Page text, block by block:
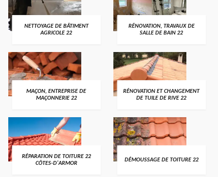
NETTOYAGE DE BÂTIMENT
AGRICOLE 22
RÉNOVATION, TRAVAUX DE
SALLE DE BAIN 22
MAÇON, ENTREPRISE DE
MAÇONNERIE 22
RÉNOVATION ET CHANGEMENT
DE TUILE DE RIVE 22
RÉPARATION DE TOITURE 22
CÔTES-D'ARMOR
DÉMOUSSAGE DE TOITURE 22